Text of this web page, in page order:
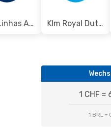
Azul Linhas Aereas Brasileiras Klm Royal Dutch Airlines
1 CHF =
1 BRL =